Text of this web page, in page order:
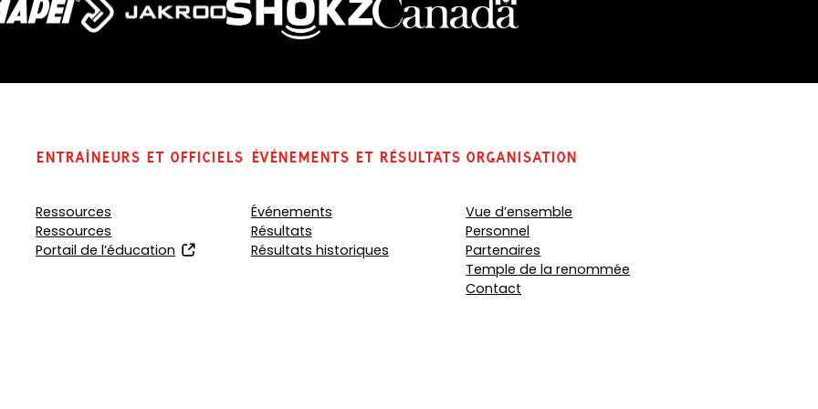
Entraîneurs et officiels
Ressources
Ressources
Portail de l’éducation
Événements et résultats
Événements
Résultats
Résultats historiques
organisation
Vue d’ensemble
Personnel
Partenaires
Temple de la renommée
Contact